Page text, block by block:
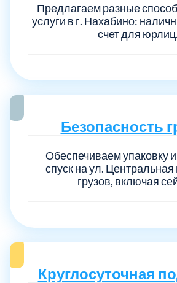
Предлагаем разные
услуги в г. Нахабино:
счет для юрлиц.
Безопасность
Обеспечиваем упаковку
спуск на ул. Центральная
грузов, включая
Круглосуточная